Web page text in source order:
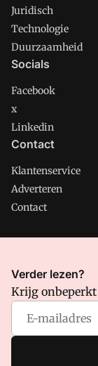
Juridisch
Technologie
Duurzaamheid
Socials
Facebook
x
Linkedin
Contact
Klantenservice
Adverteren
Contact
CMweb is
waar VMN media
volgende
Privacy en
Verder lezen?
Krijg